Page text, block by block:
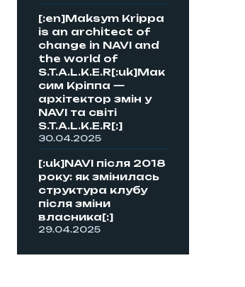
[:en]Maksym Krippa
is an architect of
change in NAVI and
the world of
S.T.A.L.K.E.R[:uk]Мак
сим Кріппа —
архітектор змін у
NAVI та світі
S.T.A.L.K.E.R[:]
30.04.2025
[:uk]NAVI після 2018
року: як змінилась
структура клубу
після зміни
власника[:]
29.04.2025